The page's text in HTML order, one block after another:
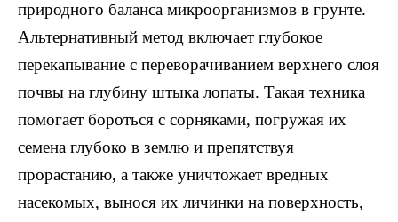
природного баланса микроорганизмов в грунте.
Альтернативный метод включает глубокое
перекапывание с переворачиванием верхнего слоя
почвы на глубину штыка лопаты. Такая техника
помогает бороться с сорняками, погружая их
семена глубоко в землю и препятствуя
прорастанию, а также уничтожает вредных
насекомых, вынося их личинки на поверхность,